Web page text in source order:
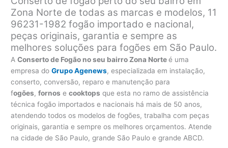
Zona Norte de todas as marcas e modelos, 11
96231-1982 fogão importado e nacional,
peças originais, garantia e sempre as
melhores soluções para fogões em São Paulo.
AConserto de Fogão no seu bairro Zona Norteé uma
empresa doGrupo Agenews, especializada em instalação,
conserto, conversão, reparo e manutenção para
fogões,fornos ecooktops que esta no ramo de assistência
técnica fogão importados e nacionais há mais de 50 anos,
atendendo todos os modelos de fogões, trabalha com peças
originais, garantia e sempre os melhores orçamentos. Atende
na cidade de São Paulo, grande São Paulo e grande ABCD.